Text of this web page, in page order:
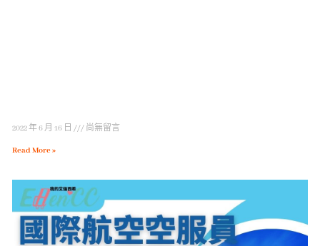
2022 年 6 月 16 日 尚無留言
Read More »